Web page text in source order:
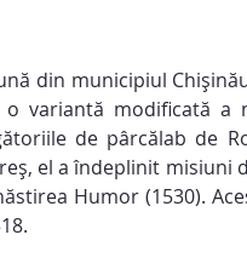
din municipiul
o variantă modificată
de pârcălab de
el a îndeplinit misiuni
Humor (1530).